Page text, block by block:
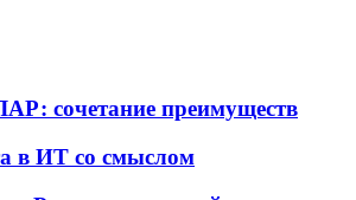
сочетание преимуществ
в ИТ со смыслом